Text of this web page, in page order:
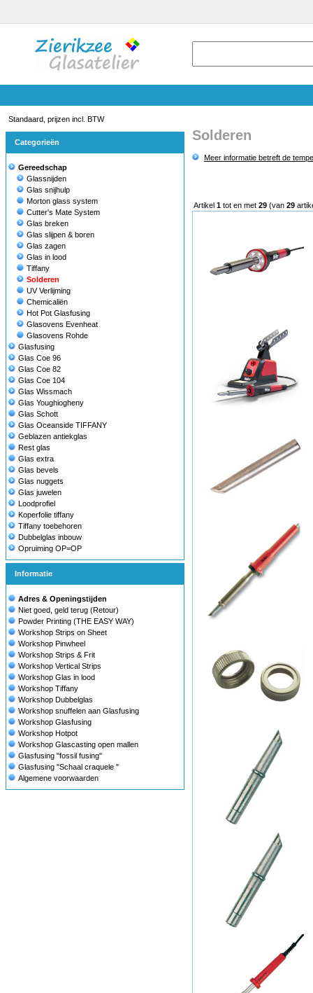
Standaard, prijzen incl. BTW
Categorieën
Gereedschap
Glassnijden
Glas snijhulp
Morton glass system
Cutter's Mate System
Glas breken
Glas slijpen & boren
Glas zagen
Glas in lood
Tiffany
Solderen
UV Verlijming
Chemicaliën
Hot Pot Glasfusing
Glasovens Evenheat
Glasovens Rohde
Glasfusing
Glas Coe 96
Glas Coe 82
Glas Coe 104
Glas Wissmach
Glas Youghiogheny
Glas Schott
Glas Oceanside TIFFANY
Geblazen antiekglas
Rest glas
Glas extra
Glas bevels
Glas nuggets
Glas juwelen
Loodprofiel
Koperfolie tiffany
Tiffany toebehoren
Dubbelglas inbouw
Opruiming OP=OP
Informatie
Adres & Openingstijden
Niet goed, geld terug (Retour)
Powder Printing (THE EASY WAY)
Workshop Strips on Sheet
Workshop Pinwheel
Workshop Strips & Frit
Workshop Vertical Strips
Workshop Glas in lood
Workshop Tiffany
Workshop Dubbelglas
Workshop snuffelen aan Glasfusing
Workshop Glasfusing
Workshop Hotpot
Workshop Glascasting open mallen
Glasfusing "fossil fusing"
Glasfusing "Schaal craquele "
Algemene voorwaarden
Solderen
Meer informatie betreft de
Artikel 1 tot en met 29 (van 29